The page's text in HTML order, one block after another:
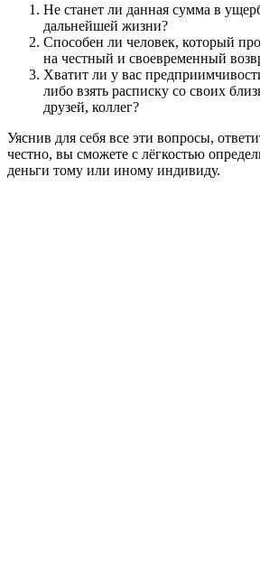
Не станет ли данная сумма в
дальнейшей жизни?
Способен ли человек, который
на честный и своевременный
Хватит ли у вас
либо взять расписку со своих
друзей, коллег?
Уяснив для себя все эти вопросы,
честно, вы сможете с лёгкостью
деньги тому или иному индивиду.